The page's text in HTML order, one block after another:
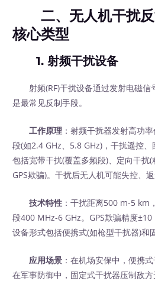
二、无人机干扰反
核心类型
1. 射频干扰设备
射频(RF)干扰设备通过发射电磁信
是最常见反制手段。
工作原理 ：射频干扰器发射高功
段(如2.4 GHz、5.8 GHz)，干扰遥控
包括宽带干扰(覆盖多频段)、定向干扰
GPS欺骗)。干扰后无人机可能失控、返
技术特性 ：干扰距离500 m-5 km
段400 MHz-6 GHz。GPS欺骗精度±10
设备形式包括便携式(如枪型干扰器)和
应用场景 ：在机场安保中，便携
在军事防御中，固定式干扰器压制敌